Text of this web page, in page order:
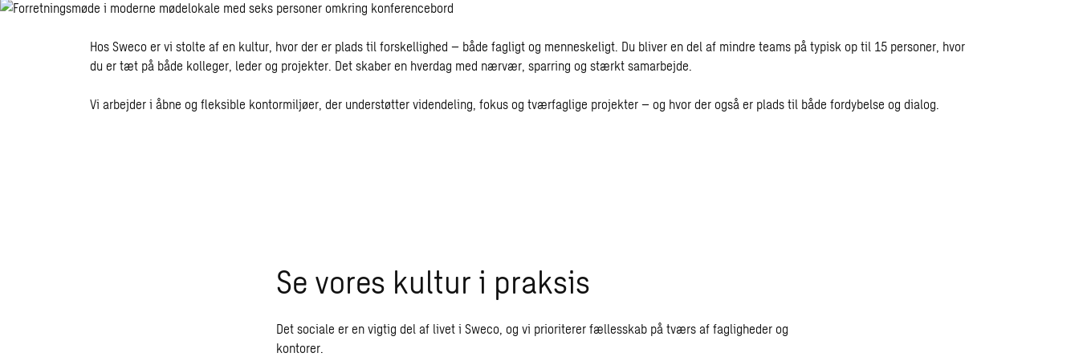
Hos Sweco er vi stolte af en kultur, hvor der er plads til forskellighed – både fagligt og menneskeligt. Du bliver en del af mindre teams på typisk op til 15 personer, hvor
du er tæt på både kolleger, leder og projekter. Det skaber en hverdag med nærvær, sparring og stærkt samarbejde.
Vi arbejder i åbne og fleksible kontormiljøer, der understøtter videndeling, fokus og tværfaglige projekter – og hvor der også er plads til både fordybelse og dialog.
Se vores kultur i praksis
Det sociale er en vigtig del af livet i Sweco, og vi prioriterer fællesskab på tværs af fagligheder og
kontorer.